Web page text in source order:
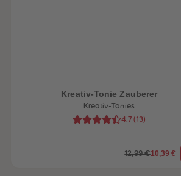
Kreativ-Tonie Zauberer
Kreativ-Tonies
4.7 (13)
12,99 €10,39 €